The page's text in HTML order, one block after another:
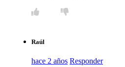
Raúl
hace 2 años Responder